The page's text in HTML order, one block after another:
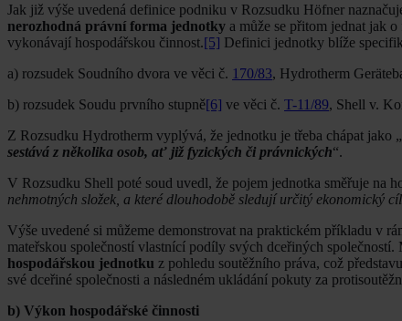
Jak již výše uvedená definice podniku v Rozsudku Höfner
nerozhodná právní forma jednotky a může se přitom jednat jak
vykonávají hospodářskou činnost.[5] Definici jednotky blíže
a) rozsudek Soudního dvora ve věci č. 170/83, Hydrotherm
b) rozsudek Soudu prvního stupně[6] ve věci č. T-11/89, Shell v.
Z Rozsudku Hydrotherm vyplývá, že jednotku je třeba chápat jako „
sestává z několika osob, ať již fyzických či právnických“.
V Rozsudku Shell poté soud uvedl, že pojem jednotka směřuje na
nehmotných složek, a které dlouhodobě sledují určitý ekonomický
Výše uvedené si můžeme demonstrovat na praktickém příkladu v
mateřskou společností vlastnící podíly svých dceřiných společností.
hospodářskou jednotku z pohledu soutěžního práva, což
své dceřiné společnosti a následném ukládání pokuty za
b) Výkon hospodářské činnosti